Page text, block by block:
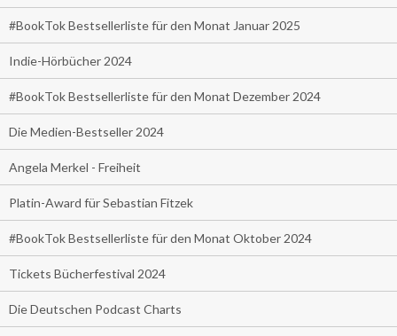
#BookTok Bestsellerliste für den Monat Januar 2025
Indie-Hörbücher 2024
#BookTok Bestsellerliste für den Monat Dezember 2024
Die Medien-Bestseller 2024
Angela Merkel - Freiheit
Platin-Award für Sebastian Fitzek
#BookTok Bestsellerliste für den Monat Oktober 2024
Tickets Bücherfestival 2024
Die Deutschen Podcast Charts